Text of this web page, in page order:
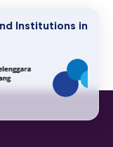
Institutions in